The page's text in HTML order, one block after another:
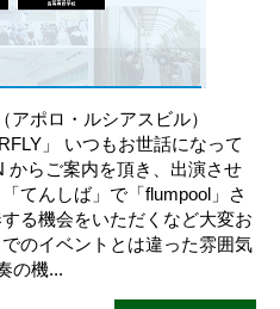
ポロ・ルシアスビル）
」 いつもお世話になって
からご案内を頂き、出演させ
てんしば」で「flumpool」さ
る機会をいただくなど大変お
のイベントとは違った雰囲気
の機...